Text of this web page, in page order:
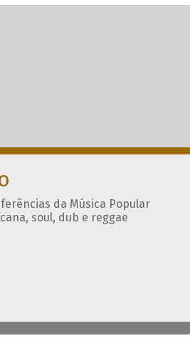
da Música Popular
soul, dub e reggae